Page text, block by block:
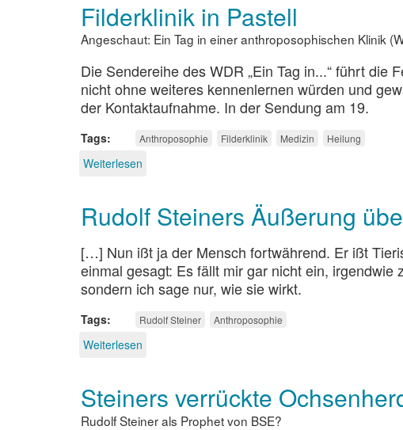
in
Dornach
Filderklinik in Pastell
Angeschaut: Ein Tag in einer anthroposophischen Klinik
Die Sendereihe des WDR „Ein Tag in...“ führt
nicht ohne weiteres kennenlernen würden und
der Kontaktaufnahme. In der Sendung am 19.
Tags Anthroposophie Filderklinik Medizin Heilung
Weiterlesen
Pastell
Rudolf Steiners Äußerung
[…] Nun ißt ja der Mensch fortwährend. Er ißt
einmal gesagt: Es fällt mir gar nicht ein,
sondern ich sage nur, wie sie wirkt.
Tags Rudolf Steiner Anthroposophie
Weiterlesen
Äußerung
über
„verrückte
Steiners verrückte
Rudolf Steiner als Prophet von BSE?